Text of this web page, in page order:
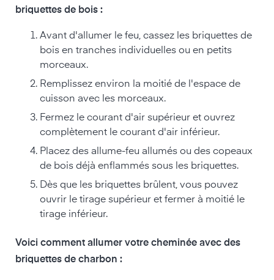
briquettes de bois :
Avant d'allumer le feu, cassez les briquettes de
bois en tranches individuelles ou en petits
morceaux.
Remplissez environ la moitié de l'espace de
cuisson avec les morceaux.
Fermez le courant d'air supérieur et ouvrez
complètement le courant d'air inférieur.
Placez des allume-feu allumés ou des copeaux
de bois déjà enflammés sous les briquettes.
Dès que les briquettes brûlent, vous pouvez
ouvrir le tirage supérieur et fermer à moitié le
tirage inférieur.
Voici comment allumer votre cheminée avec des
briquettes de charbon :